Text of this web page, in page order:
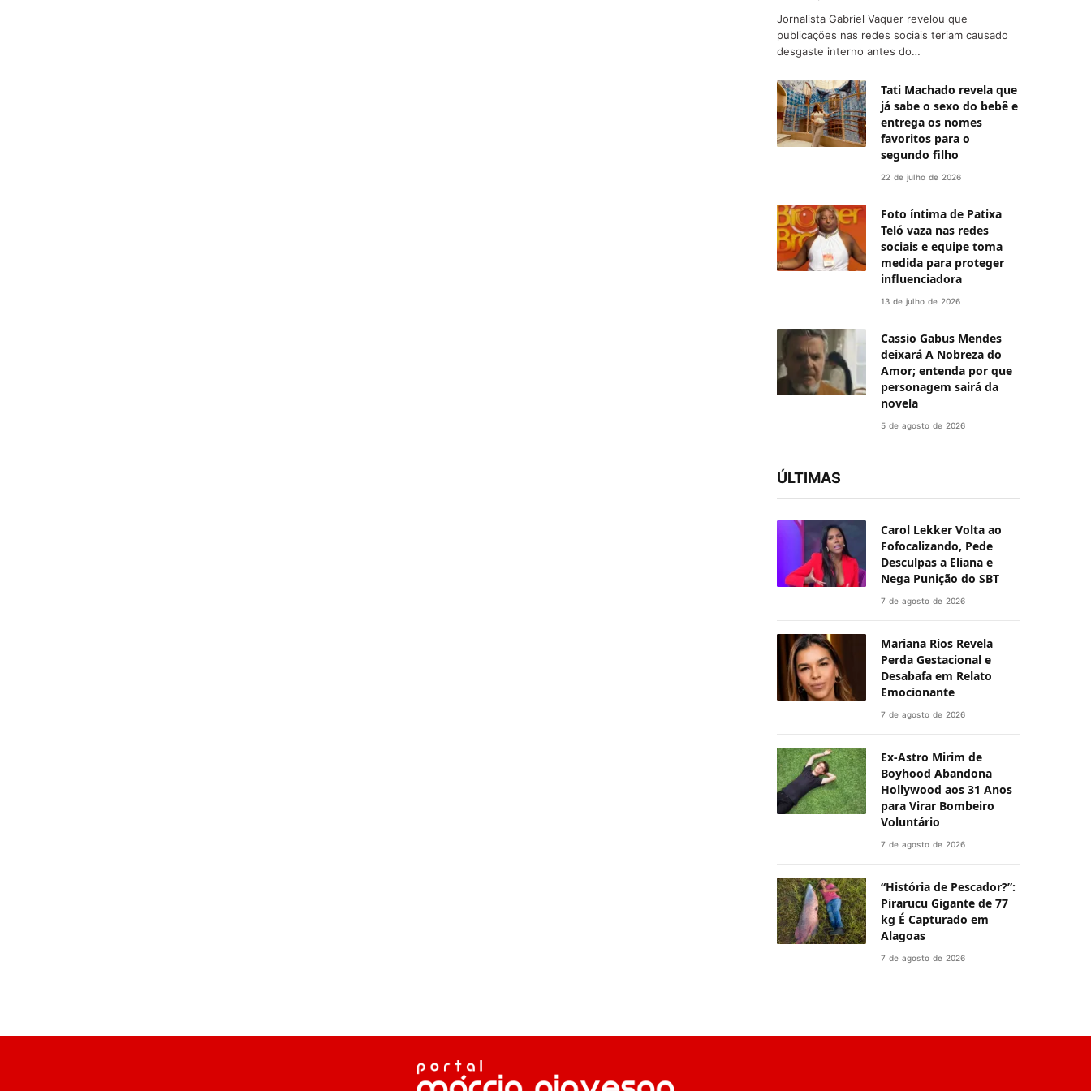
Jornalista Gabriel Vaquer revelou que
publicações nas redes sociais teriam causado
desgaste interno antes do…
Tati Machado revela que
já sabe o sexo do bebê e
entrega os nomes
favoritos para o
segundo filho
22 de julho de 2026
Foto íntima de Patixa
Teló vaza nas redes
sociais e equipe toma
medida para proteger
influenciadora
13 de julho de 2026
Cassio Gabus Mendes
deixará A Nobreza do
Amor; entenda por que
personagem sairá da
novela
5 de agosto de 2026
ÚLTIMAS
Carol Lekker Volta ao
Fofocalizando, Pede
Desculpas a Eliana e
Nega Punição do SBT
7 de agosto de 2026
Mariana Rios Revela
Perda Gestacional e
Desabafa em Relato
Emocionante
7 de agosto de 2026
Ex-Astro Mirim de
Boyhood Abandona
Hollywood aos 31 Anos
para Virar Bombeiro
Voluntário
7 de agosto de 2026
“História de Pescador?”:
Pirarucu Gigante de 77
kg É Capturado em
Alagoas
7 de agosto de 2026